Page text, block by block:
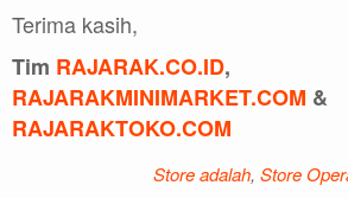
Terima kasih,
Tim RAJARAK.CO.ID,
RAJARAKMINIMARKET.COM &
RAJARAKTOKO.COM
Store adalah, Store